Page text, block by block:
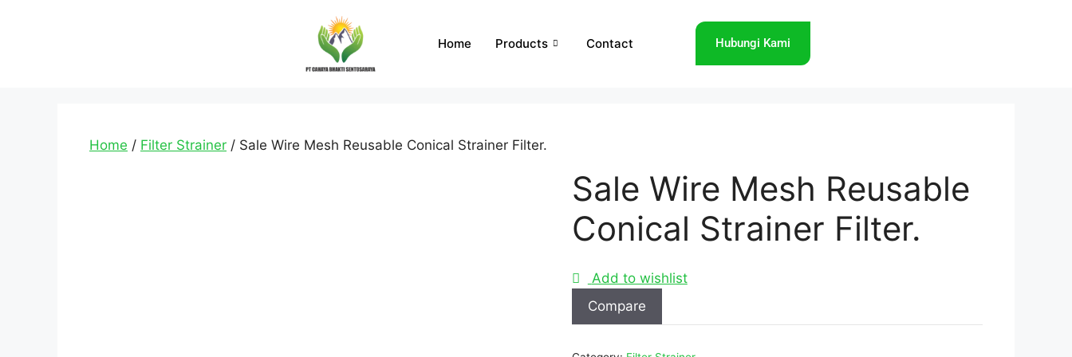
Home Products Contact Hubungi Kami
Home / Filter Strainer / Sale Wire Mesh Reusable Conical Strainer Filter.
Sale Wire Mesh Reusable
Conical Strainer Filter.
Add to wishlist
Compare